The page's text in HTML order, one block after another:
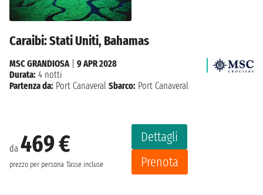
Caraibi: Stati Uniti, Bahamas
da 469 €
prezzo per persona Tasse incluse
Dettagli
Prenota
MSC GRANDIOSA| 9 APR 2028
Durata: 4 notti
Partenza da: Port Canaveral Sbarco: Port Canaveral